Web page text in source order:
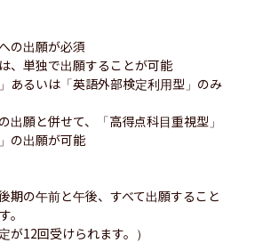
の出願が必須
、単独で出願することが可能
あるいは「英語外部検定利用型」のみ
出願と併せて、「高得点科目重視型」
の出願が可能
期の午前と午後、すべて出願すること
。
が12回受けられます。）